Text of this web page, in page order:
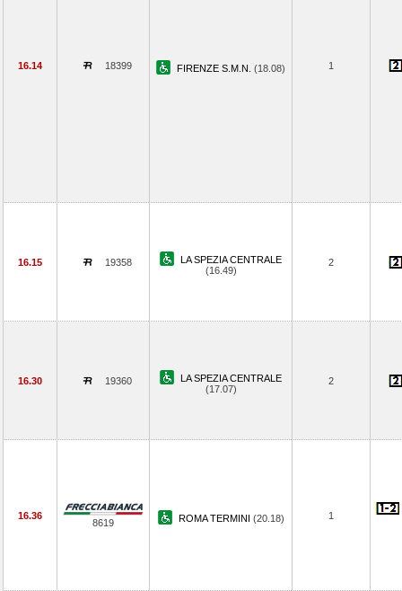
16.14 18399 FIRENZE S.M.N. (18.08) 1
16.15 19358
LA SPEZIA CENTRALE
(16.49)
2
16.30 19360
LA SPEZIA CENTRALE
(17.07)
2
16.36
8619 ROMA TERMINI (20.18) 1